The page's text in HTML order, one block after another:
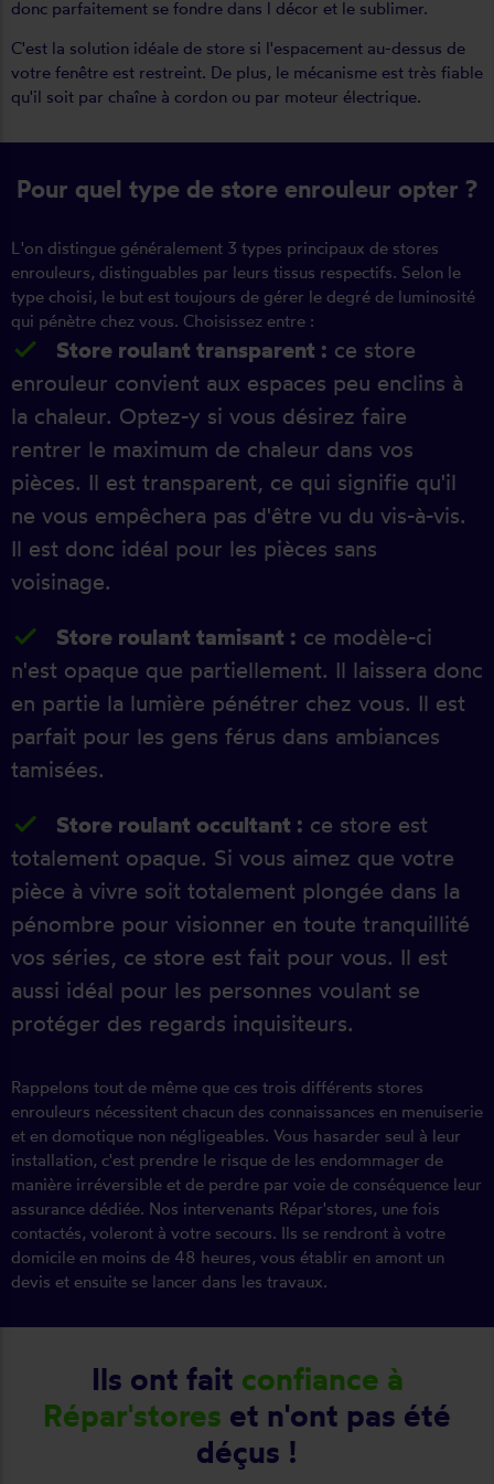
donc parfaitement se fondre dans l décor et le sublimer.
C'est la solution idéale de store si l'espacement au-dessus de
votre fenêtre est restreint. De plus, le mécanisme est très fiable
qu'il soit par chaîne à cordon ou par moteur électrique.
Pour quel type de store enrouleur opter ?
L'on distingue généralement 3 types principaux de stores
enrouleurs, distinguables par leurs tissus respectifs. Selon le
type choisi, le but est toujours de gérer le degré de luminosité
qui pénètre chez vous. Choisissez entre :
Store roulant transparent : ce store
enrouleur convient aux espaces peu enclins à
la chaleur. Optez-y si vous désirez faire
rentrer le maximum de chaleur dans vos
pièces. Il est transparent, ce qui signifie qu'il
ne vous empêchera pas d'être vu du vis-à-vis.
Il est donc idéal pour les pièces sans
voisinage.
Store roulant tamisant : ce modèle-ci
n'est opaque que partiellement. Il laissera donc
en partie la lumière pénétrer chez vous. Il est
parfait pour les gens férus dans ambiances
tamisées.
Store roulant occultant : ce store est
totalement opaque. Si vous aimez que votre
pièce à vivre soit totalement plongée dans la
pénombre pour visionner en toute tranquillité
vos séries, ce store est fait pour vous. Il est
aussi idéal pour les personnes voulant se
protéger des regards inquisiteurs.
Rappelons tout de même que ces trois différents stores
enrouleurs nécessitent chacun des connaissances en menuiserie
et en domotique non négligeables. Vous hasarder seul à leur
installation, c'est prendre le risque de les endommager de
manière irréversible et de perdre par voie de conséquence leur
assurance dédiée. Nos intervenants Répar'stores, une fois
contactés, voleront à votre secours. Ils se rendront à votre
domicile en moins de 48 heures, vous établir en amont un
devis et ensuite se lancer dans les travaux.
Ils ont fait confiance à
Répar'stores et n'ont pas été
déçus !